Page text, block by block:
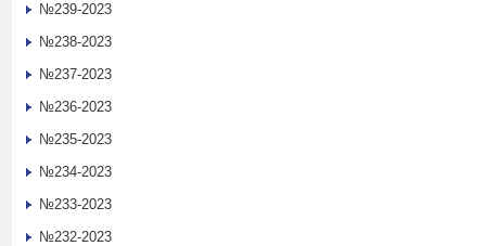
№239-2023
№238-2023
№237-2023
№236-2023
№235-2023
№234-2023
№233-2023
№232-2023